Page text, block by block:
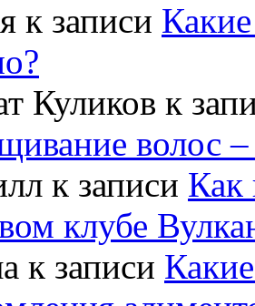
к записи
Куликов к
волос
к записи Как
клубе
к записи